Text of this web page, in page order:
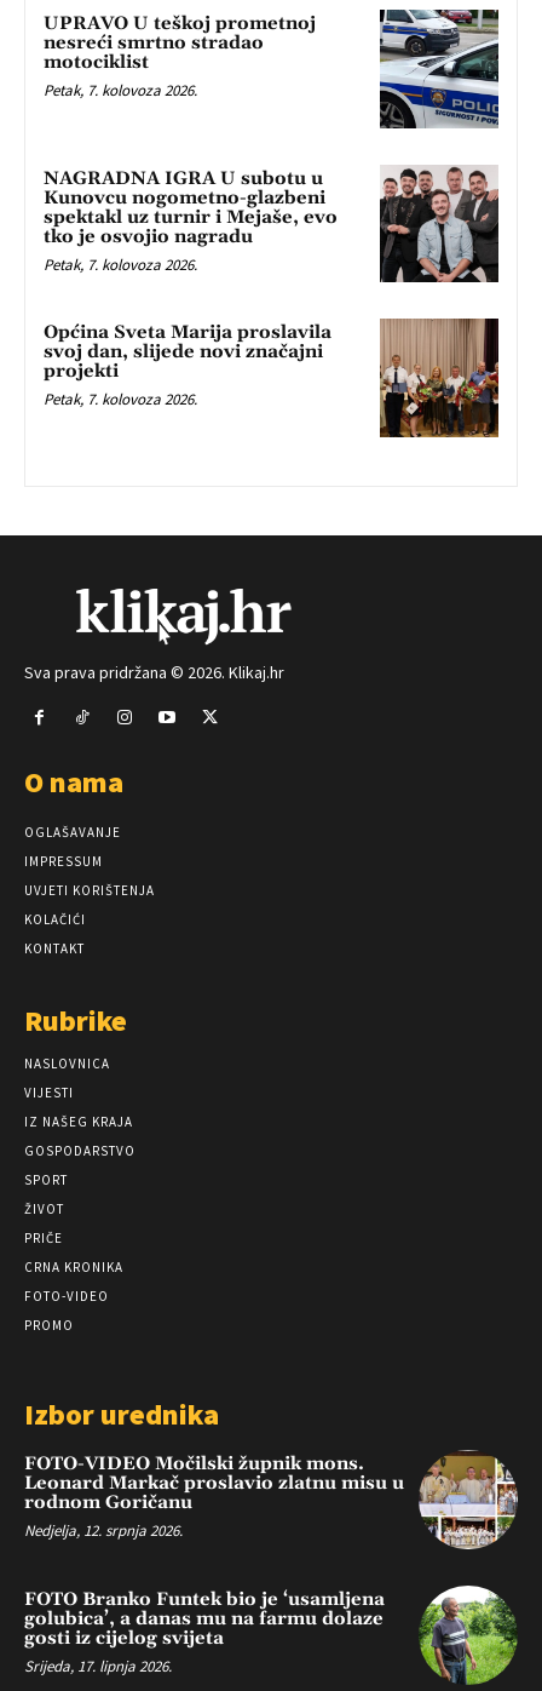
UPRAVO U teškoj prometnoj
nesreći smrtno stradao
motociklist
Petak, 7. kolovoza 2026.
NAGRADNA IGRA U subotu u
Kunovcu nogometno-glazbeni
spektakl uz turnir i Mejaše, evo
tko je osvojio nagradu
Petak, 7. kolovoza 2026.
Općina Sveta Marija proslavila
svoj dan, slijede novi značajni
projekti
Petak, 7. kolovoza 2026.
Sva prava pridržana © 2026. Klikaj.hr
O nama
OGLAŠAVANJE
IMPRESSUM
UVJETI KORIŠTENJA
KOLAČIĆI
KONTAKT
Rubrike
NASLOVNICA
VIJESTI
IZ NAŠEG KRAJA
GOSPODARSTVO
SPORT
ŽIVOT
PRIČE
CRNA KRONIKA
FOTO-VIDEO
PROMO
Izbor urednika
FOTO-VIDEO Močilski župnik mons.
Leonard Markač proslavio zlatnu misu u
rodnom Goričanu
Nedjelja, 12. srpnja 2026.
FOTO Branko Funtek bio je ‘usamljena
golubica’, a danas mu na farmu dolaze
gosti iz cijelog svijeta
Srijeda, 17. lipnja 2026.